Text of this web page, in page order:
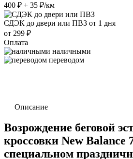
400 ₽ + 35 ₽/км
СДЭК до двери или ПВЗ от 1 дня
от 299 ₽
Оплата
наличными
переводом
Описание
Возрождение беговой
кроссовки New Balance
специальном